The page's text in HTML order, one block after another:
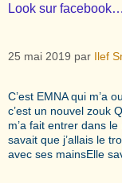
Look sur
25 mai 2019 par Ilef
C’est EMNA qui m’a
c’est un nouvel zouk
m’a fait entrer dans
savait que j’allais le
avec ses mainsElle